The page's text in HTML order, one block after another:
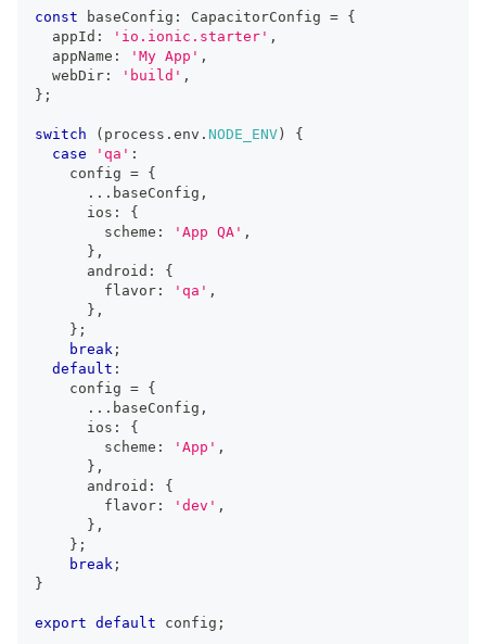
const baseConfig : CapacitorConfig = {
  appId
: 'io.ionic.starter' ,
  appName
: 'My App' ,
  webDir
: 'build' ,
} ;
switch ( process . env . NODE_ENV )
{
case
'qa' :
    config
= {
... baseConfig ,
      ios
:
{
        scheme
: 'App QA' ,
} ,
      android
:
{
        flavor
: 'qa' ,
} ,
} ;
break ;
default :
    config
= {
... baseConfig ,
      ios
:
{
        scheme
: 'App' ,
} ,
      android
:
{
        flavor
: 'dev' ,
} ,
} ;
break ;
}
export default config ;